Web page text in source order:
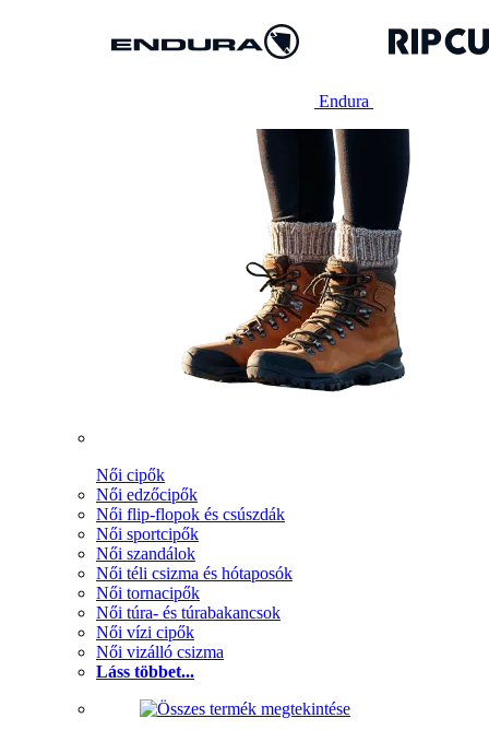
Endura
Női cipők
Női edzőcipők
Női flip-flopok és csúszdák
Női sportcipők
Női szandálok
Női téli csizma és hótaposók
Női tornacipők
Női túra- és túrabakancsok
Női vízi cipők
Női vizálló csizma
Láss többet...